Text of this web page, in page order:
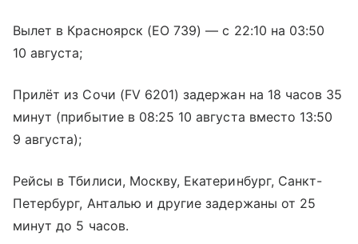
Вылет в Красноярск (EO 739) — с 22:10 на 03:50
10 августа;
Прилёт из Сочи (FV 6201) задержан на 18 часов 35
минут (прибытие в 08:25 10 августа вместо 13:50
9 августа);
Рейсы в Тбилиси, Москву, Екатеринбург, Санкт-
Петербург, Анталью и другие задержаны от 25
минут до 5 часов.